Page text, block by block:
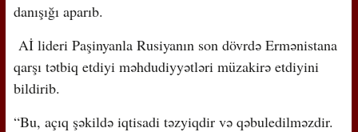
danışığı aparıb.
Aİ lideri Paşinyanla Rusiyanın son dövrdə Ermənistana
qarşı tətbiq etdiyi məhdudiyyətləri müzakirə etdiyini
bildirib.
“Bu, açıq şəkildə iqtisadi təzyiqdir və qəbuledilməzdir.